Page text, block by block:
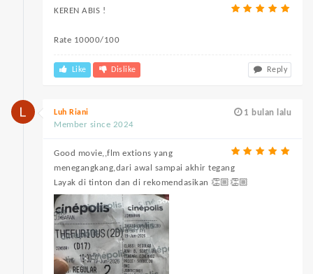
KEREN ABIS !
Rate 10000/100
Like Dislike Reply
1 bulan lalu
Luh Riani
Member since 2024
Good movie,,flm extions yang
menegangkang,dari awal sampai akhir tegang
Layak di tinton dan di rekomendasikan 👏🏼👏🏼